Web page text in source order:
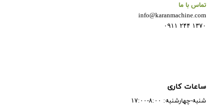
تماس با ما
info@karanmachine.com
۱۳۷۰ ۲۴۴ ۰۹۱۱
ساعات کاری
شنبه-چهارشنبه: ۸:۰۰-۱۷:۰۰